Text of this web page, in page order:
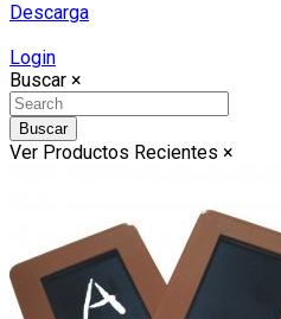
Descarga
Login
Buscar ×
Buscar
Ver Productos Recientes ×